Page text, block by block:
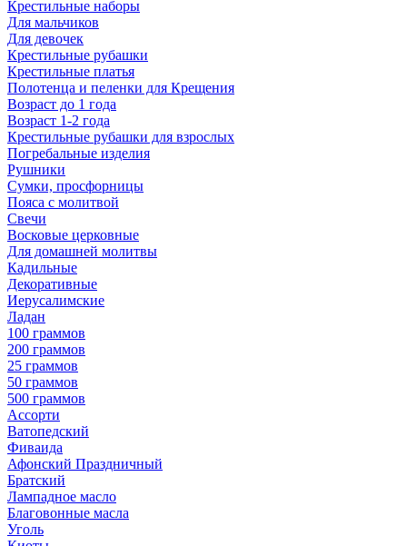
Крестильные наборы
Для мальчиков
Для девочек
Крестильные рубашки
Крестильные платья
Полотенца и пеленки для Крещения
Возраст до 1 года
Возраст 1-2 года
Крестильные рубашки для взрослых
Погребальные изделия
Рушники
Сумки, просфорницы
Пояса с молитвой
Свечи
Восковые церковные
Для домашней молитвы
Кадильные
Декоративные
Иерусалимские
Ладан
100 граммов
200 граммов
25 граммов
50 граммов
500 граммов
Ассорти
Ватопедский
Фиваида
Афонский Праздничный
Братский
Лампадное масло
Благовонные масла
Уголь